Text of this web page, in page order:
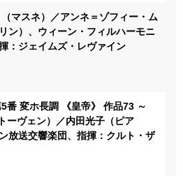
マスネ）／アンネ＝ゾフィー・ム
ン）、ウィーン・フィルハーモニ
：ジェイムズ・レヴァイン
番 変ホ長調 《皇帝》 作品73 ～
ーヴェン）／内田光子（ピア
放送交響楽団、指揮：クルト・ザ